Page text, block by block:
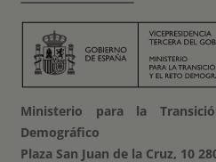
Ministerio para la
Demográfico
Plaza San Juan de la Cruz, 10